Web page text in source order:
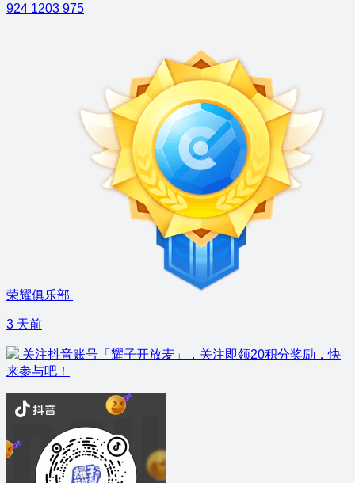
924 1203 975
荣耀俱乐部
3 天前
关注抖音账号「耀子开放麦」，关注即领20积分奖励，快
来参与吧！